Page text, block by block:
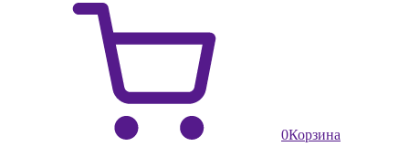
0Корзина